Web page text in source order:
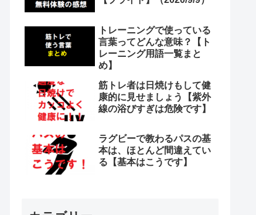
トレーニングで使っている
言葉ってどんな意味？【ト
レーニング用語一覧まと
め】
筋トレ者は日焼けもして健
康的に見せましょう【紫外
線の浴びすぎは危険です】
ラグビーで教わるパスの基
本は、ほとんど間違えてい
る【基本はこうです】